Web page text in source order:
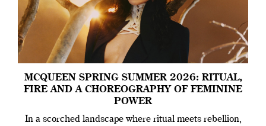
MCQUEEN SPRING SUMMER 2026: RITUAL,
FIRE AND A CHOREOGRAPHY OF FEMININE
POWER
In a scorched landscape where ritual meets rebellion,